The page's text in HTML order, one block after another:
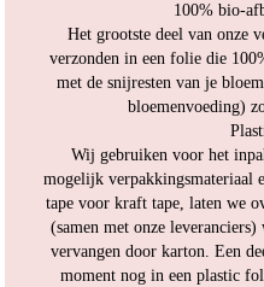
100% bio-
Het grootste deel van onze
verzonden in een folie die
met de snijresten van je
bloemenvoeding)
Wij gebruiken voor het
mogelijk verpakkingsmateriaal
tape voor kraft tape, laten we
(samen met onze
vervangen door karton. Een
moment nog in een plastic